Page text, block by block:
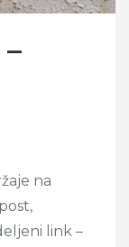
na
link –